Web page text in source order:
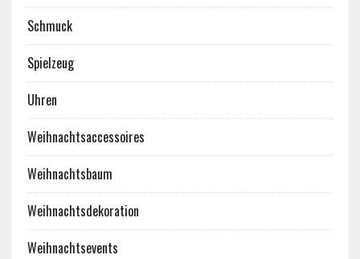
Schmuck
Spielzeug
Uhren
Weihnachtsaccessoires
Weihnachtsbaum
Weihnachtsdekoration
Weihnachtsevents